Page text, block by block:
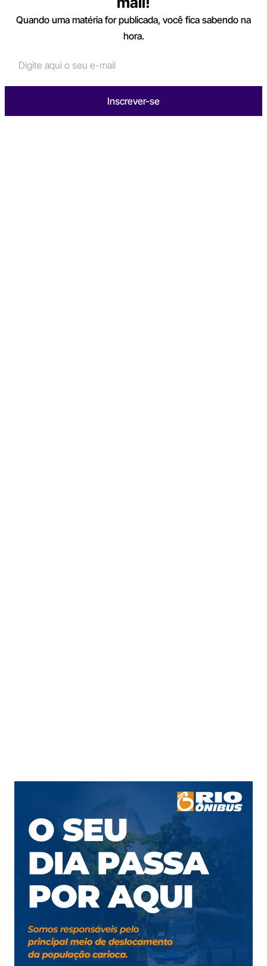
Quando uma matéria for publicada, você fica sabendo na
hora.
Inscrever-se